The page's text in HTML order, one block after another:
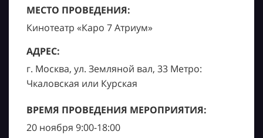
МЕСТО ПРОВЕДЕНИЯ:
Кинотеатр «Каро 7 Атриум»
АДРЕС:
г. Москва, ул. Земляной вал, 33 Метро:
Чкаловская или Курская
ВРЕМЯ ПРОВЕДЕНИЯ МЕРОПРИЯТИЯ:
20 ноября 9:00-18:00